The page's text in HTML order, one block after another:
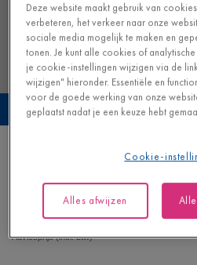
Bekijk deze vloer in je
Klassieke naturelle
LAMINAAT - IMPRESSIVE |IM1848
32,95 €/m²
Adviesprijs (incl. btw)
Deze website maakt gebruik van
verbeteren, het verkeer naar onze
sociale media mogelijk te maken en
tonen. Je kunt alle cookies of
je cookie-instellingen wijzigen via de
wijzigen" hieronder. Essentiële en
voor de goede werking van onze
geplaatst nadat je een keuze hebt
Cookie-
Alles afwijzen